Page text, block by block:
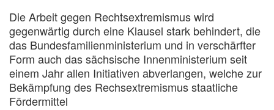
Die Arbeit gegen Rechtsextremismus wird
gegenwärtig durch eine Klausel stark behindert, die
das Bundesfamilienministerium und in verschärfter
Form auch das sächsische Innenministerium seit
einem Jahr allen Initiativen abverlangen, welche zur
Bekämpfung des Rechsextremismus staatliche
Fördermittel